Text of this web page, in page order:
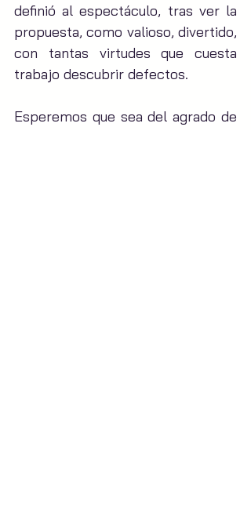
definió al espectáculo, tras ver la
propuesta, como valioso, divertido,
con tantas virtudes que cuesta
trabajo descubrir defectos.
Esperemos que sea del agrado de